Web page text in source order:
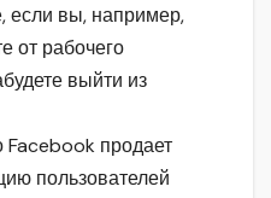
если вы, например,
от рабочего
выйти из
Facebook продает
пользователей